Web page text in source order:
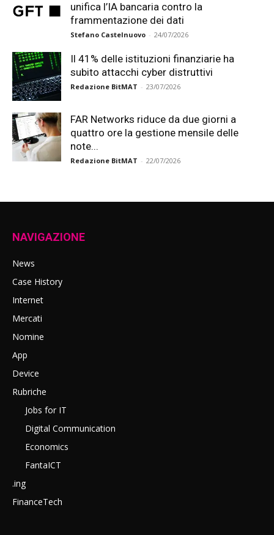
unifica l’IA bancaria contro la
frammentazione dei dati
Stefano Castelnuovo - 24/07/2026
Il 41% delle istituzioni finanziarie ha
subito attacchi cyber distruttivi
Redazione BitMAT - 23/07/2026
FAR Networks riduce da due giorni a
quattro ore la gestione mensile delle
note...
Redazione BitMAT - 22/07/2026
NAVIGAZIONE
News
Case History
Internet
Mercati
Nomine
App
Device
Rubriche
Jobs for IT
Digital Communication
Economics
FantaICT
.ing
FinanceTech